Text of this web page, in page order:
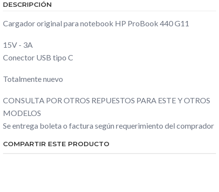
DESCRIPCIÓN
Cargador original para notebook HP ProBook 440 G11
15V - 3A
Conector USB tipo C
Totalmente nuevo
CONSULTA POR OTROS REPUESTOS PARA ESTE Y OTROS
MODELOS
Se entrega boleta o factura según requerimiento del comprador
COMPARTIR ESTE PRODUCTO